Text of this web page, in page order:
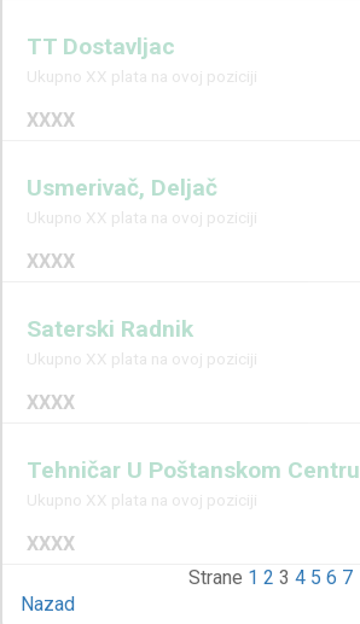
TT Dostavljac
Ukupno XX plata na ovoj poziciji
XXXX
Usmerivač, Deljač
Ukupno XX plata na ovoj poziciji
XXXX
Saterski Radnik
Ukupno XX plata na ovoj poziciji
XXXX
Tehničar U Poštanskom Centru
Ukupno XX plata na ovoj poziciji
XXXX
Strane 1 2 3 4 5 6 7
Nazad